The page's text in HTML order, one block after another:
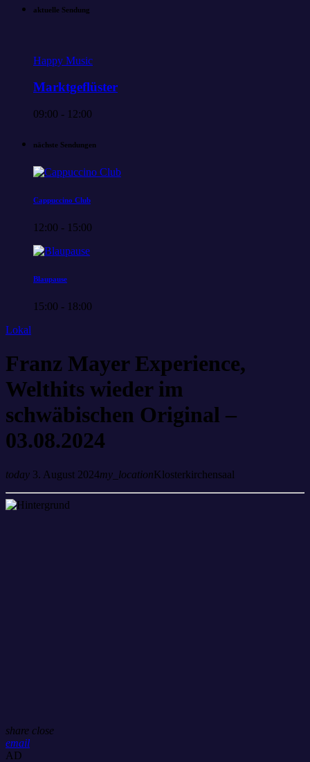
aktuelle Sendung
Happy Music
Marktgeflüster
09:00 - 12:00
nächste Sendungen
Cappuccino Club
12:00 - 15:00
Blaupause
15:00 - 18:00
Lokal
Franz Mayer Experience,
Welthits wieder im
schwäbischen Original –
03.08.2024
today 3. August 2024my_locationKlosterkirchensaal
share close
email
AD